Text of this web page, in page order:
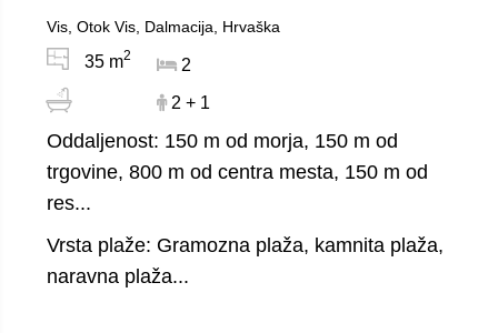
Vis, Otok Vis, Dalmacija, Hrvaška
35 m2
2
2 + 1
Oddaljenost: 150 m od morja, 150 m od
trgovine, 800 m od centra mesta, 150 m od
res...
Vrsta plaže: Gramozna plaža, kamnita plaža,
naravna plaža...